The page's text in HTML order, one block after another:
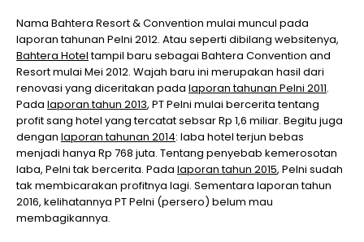
Nama Bahtera Resort & Convention mulai muncul pada
laporan tahunan Pelni 2012. Atau seperti dibilang websitenya,
Bahtera Hoteltampil baru sebagai Bahtera Convention and
Resort mulai Mei 2012. Wajah baru ini merupakan hasil dari
renovasi yang diceritakan pada laporan tahunan Pelni 2011.
Pada laporan tahun 2013, PT Pelni mulai bercerita tentang
profit sang hotel yang tercatat sebsar Rp 1,6 miliar. Begitu juga
dengan laporan tahunan 2014: laba hotel terjun bebas
menjadi hanya Rp 768 juta. Tentang penyebab kemerosotan
laba, Pelni tak bercerita. Pada laporan tahun 2015, Pelni sudah
tak membicarakan profitnya lagi. Sementara laporan tahun
2016, kelihatannya PT Pelni (persero) belum mau
membagikannya.